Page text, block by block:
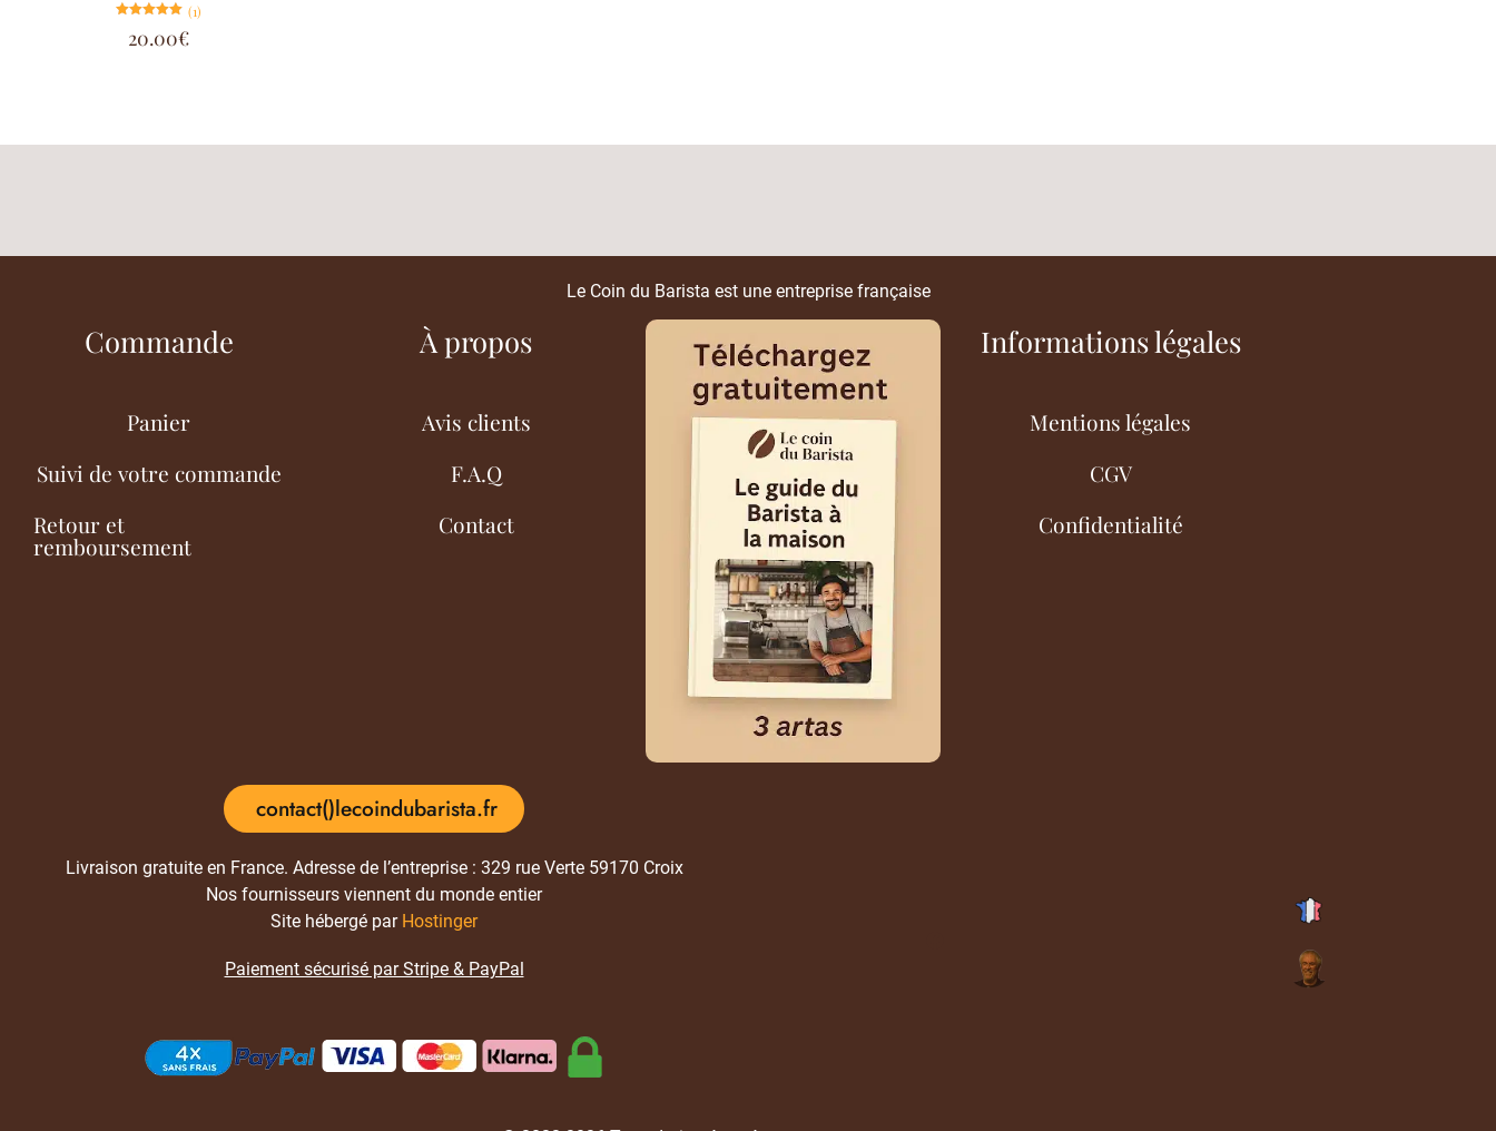
5.00
sur 5
(1)
20.00€
Le Coin du Barista est une entreprise française
Commande
Panier
Suivi de votre commande
Retour et
remboursement
À propos
Avis clients
F.A.Q
Contact
Informations légales
Mentions légales
CGV
Confidentialité
contact()lecoindubarista.fr
Livraison gratuite en France. Adresse de l’entreprise : 329 rue Verte 59170 Croix
Nos fournisseurs viennent du monde entier
Site hébergé par Hostinger
Paiement sécurisé par Stripe & PayPal